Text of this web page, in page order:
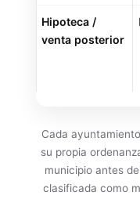
Hipoteca /
venta posterior
Cada
su propia
municipio antes
clasificada como